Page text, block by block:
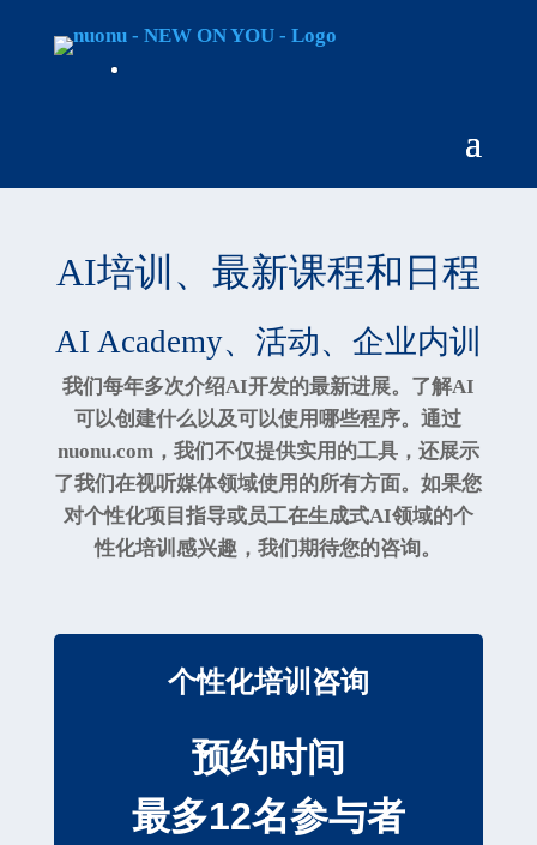
AI培训、最新课程和日程
AI Academy、活动、企业内训
我们每年多次介绍AI开发的最新进展。了解AI
可以创建什么以及可以使用哪些程序。通过
nuonu.com，我们不仅提供实用的工具，还展示
了我们在视听媒体领域使用的所有方面。如果您
对个性化项目指导或员工在生成式AI领域的个
性化培训感兴趣，我们期待您的咨询。
个性化培训咨询
预约时间
最多12名参与者